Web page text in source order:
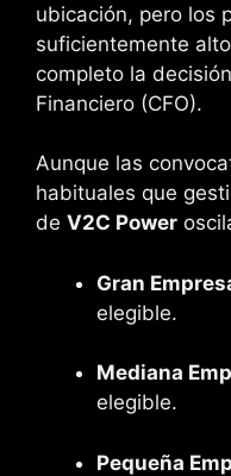
ubicación, pero los
suficientemente
completo la
Financiero (CFO).
Aunque las
habituales que
de V2C Power
Gran
elegible.
Mediana
elegible.
Pequeña